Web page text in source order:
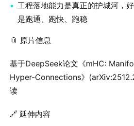
工程落地能力是真正的护城河，
是跑通、跑快、跑稳
📎 原片信息
基于DeepSeek论文《mHC:
Hyper-Connections》
读
🔗 延伸内容